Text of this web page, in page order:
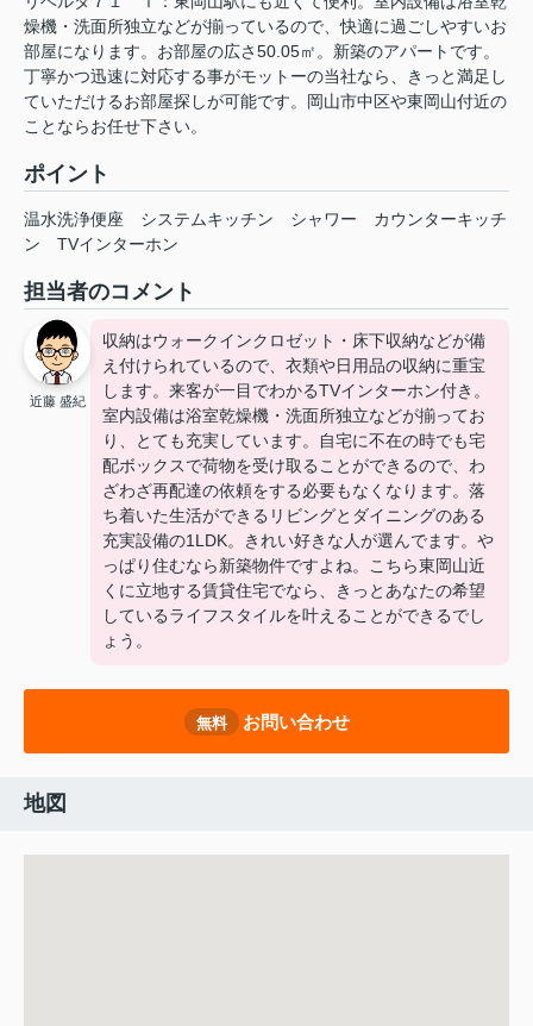
燥機・洗面所独立などが揃っているので、快適に過ごしやすいお
部屋になります。お部屋の広さ50.05㎡。新築のアパートです。
丁寧かつ迅速に対応する事がモットーの当社なら、きっと満足し
ていただけるお部屋探しが可能です。岡山市中区や東岡山付近の
ことならお任せ下さい。
ポイント
温水洗浄便座 システムキッチン シャワー
カウンターキッチ
ン
TVインターホン
担当者のコメント
近藤 盛紀
収納はウォークインクロゼット・床下収納などが備
え付けられているので、衣類や日用品の収納に重宝
します。来客が一目でわかるTVインターホン付き。
室内設備は浴室乾燥機・洗面所独立などが揃ってお
り、とても充実しています。自宅に不在の時でも宅
配ボックスで荷物を受け取ることができるので、わ
ざわざ再配達の依頼をする必要もなくなります。落
ち着いた生活ができるリビングとダイニングのある
充実設備の1LDK。きれい好きな人が選んでます。や
っぱり住むなら新築物件ですよね。こちら東岡山近
くに立地する賃貸住宅でなら、きっとあなたの希望
しているライフスタイルを叶えることができるでし
ょう。
無料 お問い合わせ
地図